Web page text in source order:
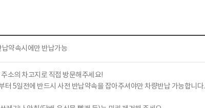
약속시에만 반납가능
소의 차고지로 직접 방문해주세요!
터 5일전에 반드시 사전 반납약속을 잡아주셔야만 차량반납 가능합니다.